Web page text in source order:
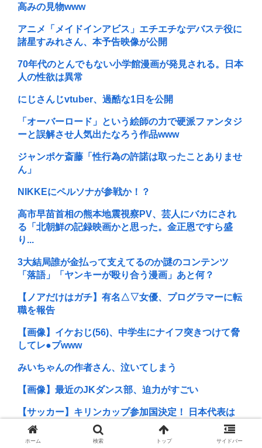
高みの見物www
アニメ「メイドインアビス」エチエチなデバステ役に
諸星すみれさん、本予告映像が公開
70年代のとんでもない小学館漫画が発見される。日本
人の性欲は異常
にじさんじvtuber、過酷な1日を公開
「オーバーロード」という絵師の力で硬派ファンタジ
ーと誤解させ人気出たなろう作品www
ジャンポケ斎藤「性行為の許諾は取ったことありませ
ん」
NIKKEにペルソナが参戦か！？
高市早苗首相の熊本地震視察PV、芸人にバカにされ
る「北朝鮮の記録映画かと思った。金正恩ですら盛
り...
3大結局誰が金払って支えてるのか謎のコンテンツ
「落語」「ヤンキーが殴り合う漫画」あと何？
【ノアだけはガチ】有名△▽女優、プログラマーに転
職を報告
【画像】イケおじ(56)、中学生にナイフ突きつけて脅
してレ●プwww
みいちゃんの作者さん、泣いてしまう
【画像】最近のJKダンス部、迫力がすごい
【サッカー】キリンカップ参加国決定！ 日本代表は
10/1 エクアドル（TBS）10/5 パナマか...
ホーム 検索 トップ サイドバー